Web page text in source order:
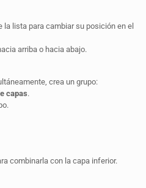
lista para cambiar su posición en el
arriba o hacia abajo.
crea un grupo:
capas.
combinarla con la capa inferior.